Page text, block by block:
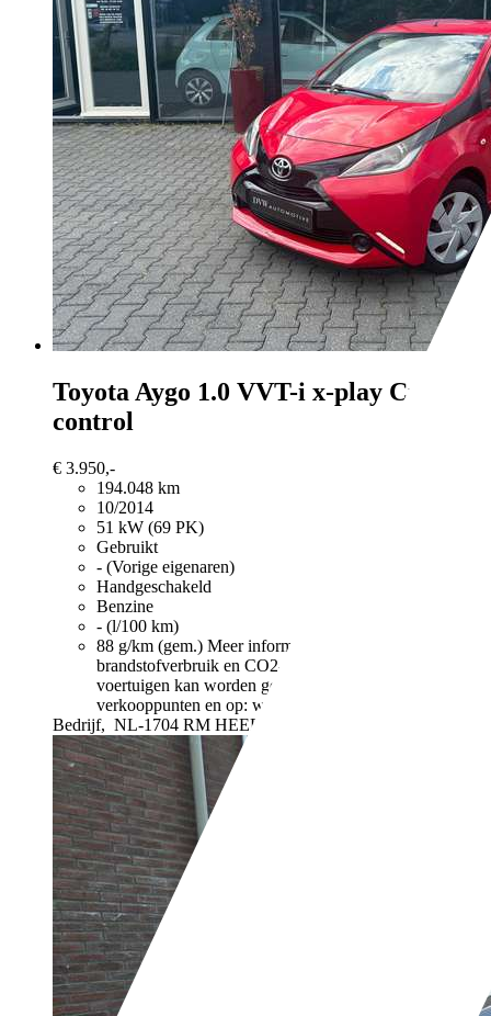
Toyota Aygo 1.0 VVT-i x-play Cruise
control
€ 3.950,-
194.048 km
10/2014
51 kW (69 PK)
Gebruikt
- (Vorige eigenaren)
Handgeschakeld
Benzine
- (l/100 km)
88 g/km (gem.) Meer informatie over het
brandstofverbruik en CO2-uitstoot van nieuwe
voertuigen kan worden geraadpleegd bij alle
verkooppunten en op: www.energielabel.nl
Bedrijf, NL-1704 RM HEERHUGOWAARD